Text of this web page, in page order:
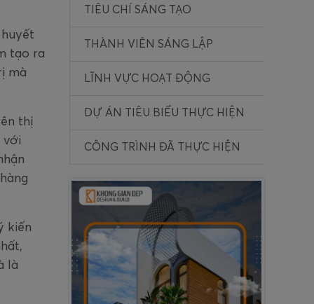
TIÊU CHÍ SÁNG TẠO
THÀNH VIÊN SÁNG LẬP
LĨNH VỰC HOẠT ĐỘNG
DỰ ÁN TIÊU BIỂU THỰC HIỆN
CÔNG TRÌNH ĐÃ THỰC HIỆN
tạo ra
mà
thị
với
kiến
là